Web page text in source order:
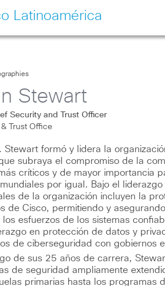
Latinoamérica
Stewart
Security and Trust Officer
Trust Office
Stewart formó y lidera la
subraya el compromiso de la
críticos y de mayor importancia
mundiales por igual. Bajo el
de la organización incluyen la
de Cisco, permitiendo y
los esfuerzos de los sistemas
en protección de datos y
de ciberseguridad con gobiernos
de sus 25 años de carrera,
de seguridad ampliamente
primarias hasta los programas